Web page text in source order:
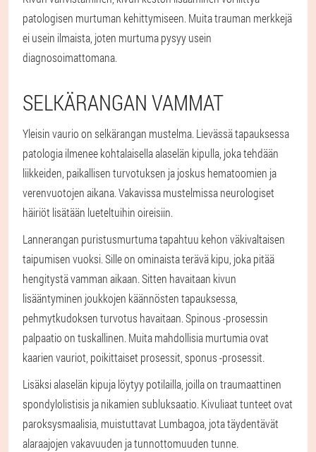
patologisen murtuman kehittymiseen. Muita trauman merkkejä
ei usein ilmaista, joten murtuma pysyy usein
diagnosoimattomana.
SELKÄRANGAN VAMMAT
Yleisin vaurio on selkärangan mustelma. Lievässä tapauksessa
patologia ilmenee kohtalaisella alaselän kipulla, joka tehdään
liikkeiden, paikallisen turvotuksen ja joskus hematoomien ja
verenvuotojen aikana. Vakavissa mustelmissa neurologiset
häiriöt lisätään lueteltuihin oireisiin.
Lannerangan puristusmurtuma tapahtuu kehon väkivaltaisen
taipumisen vuoksi. Sille on ominaista terävä kipu, joka pitää
hengitystä vamman aikaan. Sitten havaitaan kivun
lisääntyminen joukkojen käännösten tapauksessa,
pehmytkudoksen turvotus havaitaan. Spinous -prosessin
palpaatio on tuskallinen. Muita mahdollisia murtumia ovat
kaarien vauriot, poikittaiset prosessit, sponus -prosessit.
Lisäksi alaselän kipuja löytyy potilailla, joilla on traumaattinen
spondylolistisis ja nikamien subluksaatio. Kivuliaat tunteet ovat
paroksysmaalisia, muistuttavat Lumbagoa, jota täydentävät
alaraajojen vakavuuden ja tunnottomuuden tunne.